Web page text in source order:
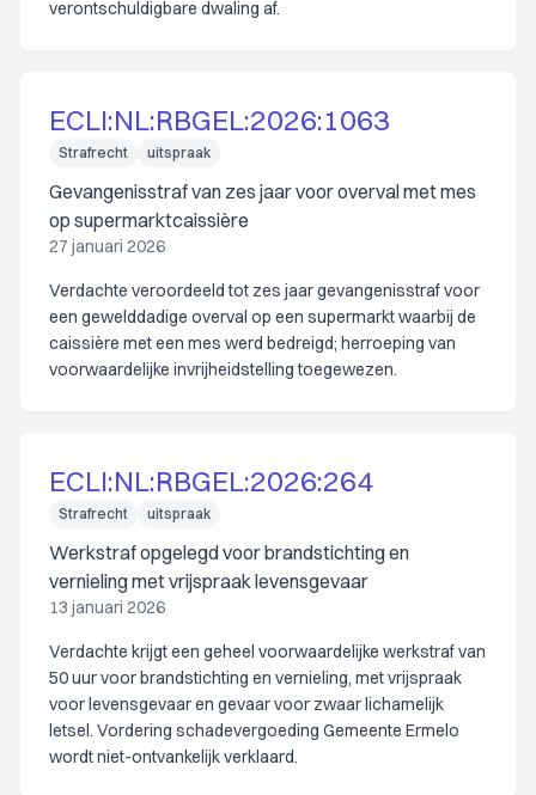
verontschuldigbare dwaling af.
ECLI:NL:RBGEL:2026:1063
Strafrecht uitspraak
Gevangenisstraf van zes jaar voor overval met mes
op supermarktcaissière
27 januari 2026
Verdachte veroordeeld tot zes jaar gevangenisstraf voor
een gewelddadige overval op een supermarkt waarbij de
caissière met een mes werd bedreigd; herroeping van
voorwaardelijke invrijheidstelling toegewezen.
ECLI:NL:RBGEL:2026:264
Strafrecht uitspraak
Werkstraf opgelegd voor brandstichting en
vernieling met vrijspraak levensgevaar
13 januari 2026
Verdachte krijgt een geheel voorwaardelijke werkstraf van
50 uur voor brandstichting en vernieling, met vrijspraak
voor levensgevaar en gevaar voor zwaar lichamelijk
letsel. Vordering schadevergoeding Gemeente Ermelo
wordt niet-ontvankelijk verklaard.